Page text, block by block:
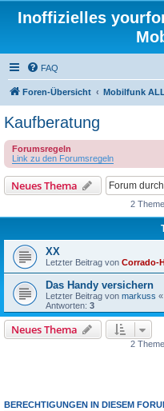
Inoffizielles
FAQ
Foren-Übersicht Mobilfunk
Kaufberatung
Forumsregeln
Link zu den Forumsregeln
Neues Thema
2
XX
Letzter Beitrag von Corrado-
Das Handy versichern
Letzter Beitrag von markuss «
Antworten: 3
Neues Thema
2
BERECHTIGUNGEN IN DIESEM